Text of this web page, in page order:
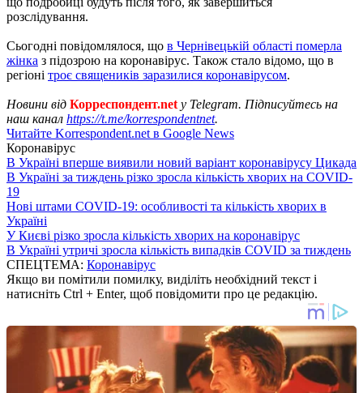
розслідування.
Сьогодні повідомлялося, що в Чернівецькій області померла
жінка з підозрою на коронавірус. Також стало відомо, що в
регіоні троє священиків заразилися коронавірусом.
Новини від Корреспондент.net у Telegram. Підписуйтесь на
наш канал https://t.me/korrespondentnet.
Читайте Korrespondent.net в Google News
Коронавірус
В Україні вперше виявили новий варіант коронавірусу Цикада
В Україні за тиждень різко зросла кількість хворих на COVID-
19
Нові штами COVID-19: особливості та кількість хворих в
Україні
У Києві різко зросла кількість хворих на коронавірус
В Україні утричі зросла кількість випадків COVID за тиждень
СПЕЦТЕМА: Коронавірус
Якщо ви помітили помилку, виділіть необхідний текст і
натисніть Ctrl + Enter, щоб повідомити про це редакцію.